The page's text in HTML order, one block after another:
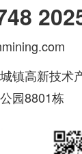
镇高新技术
园8801栋